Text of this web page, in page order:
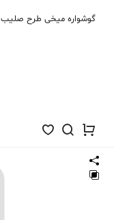
گوشواره میخی طرح صلیب